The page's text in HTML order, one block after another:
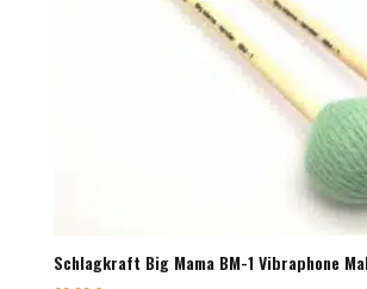
Schlagkraft Big Mama BM-1 Vibraphone